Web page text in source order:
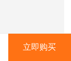
立即购买